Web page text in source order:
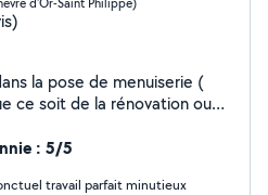
la pose de menuiserie (
ce soit de la rénovation ou
contacter.
: 5/5
travail parfait minutieux